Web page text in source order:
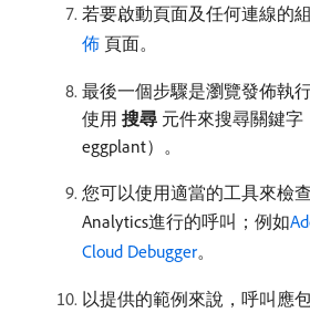
若要啟動頁面及任何連線的
佈 ​頁面。
最後一個步驟是瀏覽發佈執
使用​ 搜尋 元件來搜尋關鍵字
eggplant）。
您可以使用適當的工具來檢
Analytics進行的呼叫；例如
Cloud Debugger。
以提供的範例來說，呼叫應